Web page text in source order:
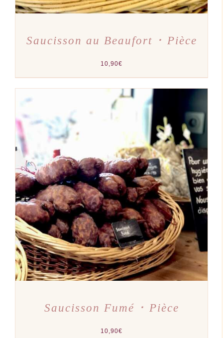
Saucisson au Beaufort ･ Pièce
10,90€
AJOUTER AU PANIER
/
DÉTAILS
Saucisson Fumé ･ Pièce
10,90€